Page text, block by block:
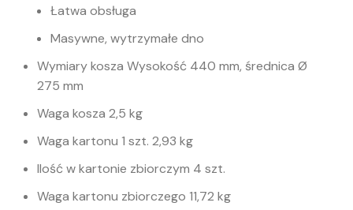
Łatwa obsługa
Masywne, wytrzymałe dno
Wymiary kosza Wysokość 440 mm, średnica Ø
275 mm
Waga kosza 2,5 kg
Waga kartonu 1 szt. 2,93 kg
Ilość w kartonie zbiorczym 4 szt.
Waga kartonu zbiorczego 11,72 kg